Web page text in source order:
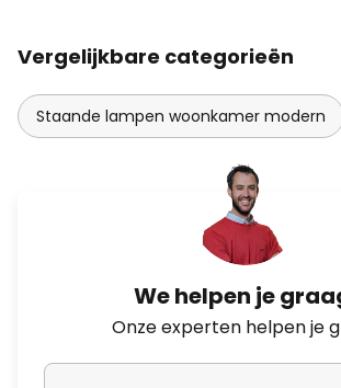
Vergelijkbare categorieën
Staande lampen woonkamer modern
We helpen je
Onze experten helpen je